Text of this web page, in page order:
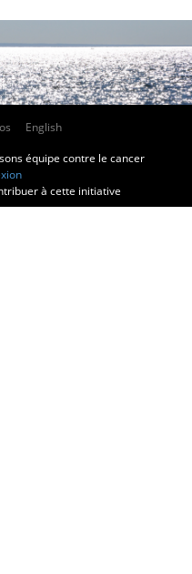
équipe contre le cancer
à cette initiative
English